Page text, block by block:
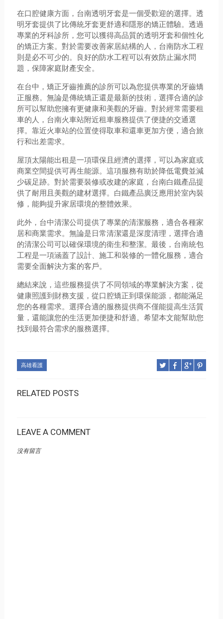
在口腔健康方面，台南透明牙套是一個受歡迎的選擇。透
明牙套提供了比傳統牙套更舒適和隱形的矯正體驗。透過
專業的牙科診所，您可以獲得高品質的透明牙套和個性化
的矯正方案。對於需要改善家居結構的人，台南防水工程
則是必不可少的。良好的防水工程可以有效防止漏水問
題，保障家庭財產安全。
在台中，矯正牙齒推薦的診所可以為您提供專業的牙齒矯
正服務。無論是傳統矯正還是最新的技術，選擇合適的診
所可以幫助您擁有更健康和美觀的牙齒。對於經常需要租
車的人，台南火車站附近租車服務提供了便捷的交通選
擇。靠近火車站的位置使得取車和還車更加方便，適合旅
行和出差需求。
屋頂太陽能出租是一項環保且經濟的選擇，可以為家庭或
商業空間提供可再生能源。這項服務有助於降低電費並減
少碳足跡。對於需要裝修或改建的家庭，台南白鐵產品提
供了耐用且美觀的建材選擇。白鐵產品廣泛應用於室內裝
修，能夠提升家居環境的整體效果。
此外，台中清潔公司提供了專業的清潔服務，適合各種家
居和商業需求。無論是日常清潔還是深度清理，選擇合適
的清潔公司可以確保環境的衛生和整潔。最後，台南統包
工程是一項涵蓋了設計、施工和裝修的一體化服務，適合
需要全面解決方案的客戶。
總結來說，這些服務提供了不同領域的專業解決方案，從
健康照護到財務支援，從口腔矯正到環保能源，都能滿足
您的各種需求。選擇合適的服務提供商不僅能提高生活質
量，還能讓您的生活更加便捷和舒適。希望本文能幫助您
找到最符合需求的服務選擇。
高雄看護
RELATED POSTS
LEAVE A COMMENT
沒有留言